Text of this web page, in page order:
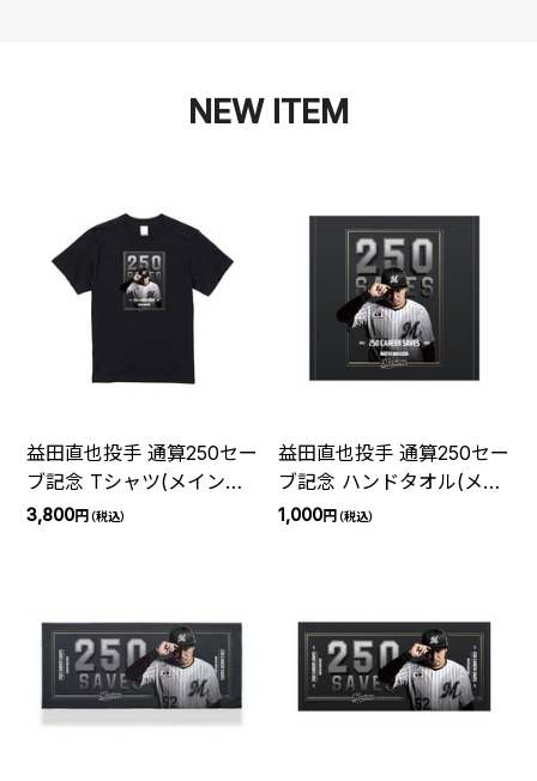
NEW ITEM
益田直也投手 通算250セー
ブ記念 Tシャツ(メインビ
ジュアル)
3,800円（税込）
益田直也投手 通算250セー
ブ記念 ハンドタオル(メイ
ンビジュアル)
1,000円（税込）